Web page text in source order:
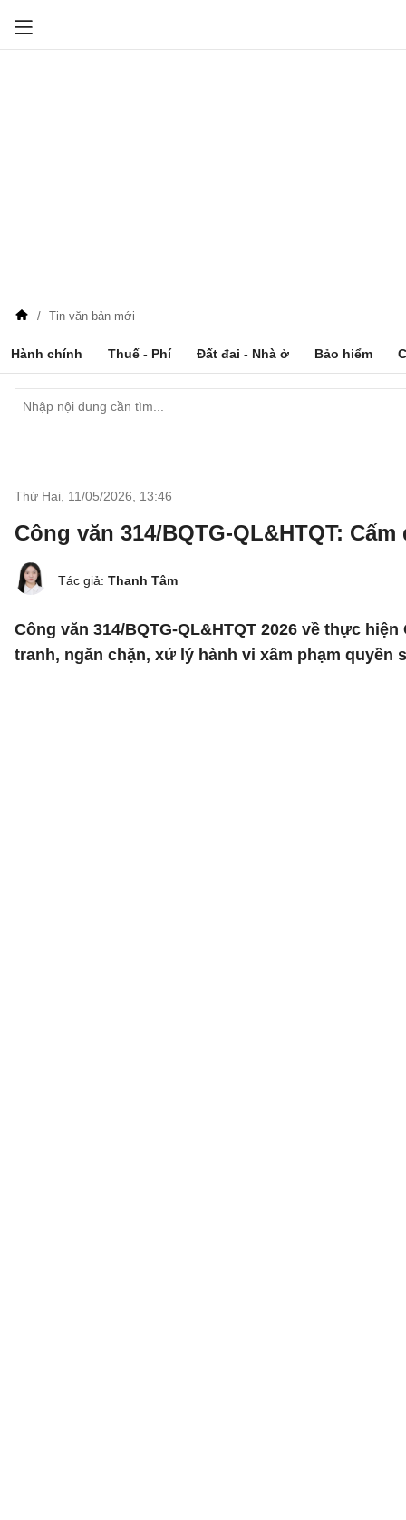
Tin văn bản mới
Hành chính Thuế - Phí Đất đai - Nhà ở Bảo hiểm
Thứ Hai, 11/05/2026 13:46
Công văn 314/BQTG-QL&HTQT:
Tác giả: Thanh Tâm
Công văn 314/BQTG-QL&HTQT 2026 về thực
tranh, ngăn chặn, xử lý hành vi xâm phạm quyền